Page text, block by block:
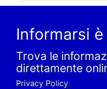
Informarsi
Trova le
direttamente
Privacy Policy